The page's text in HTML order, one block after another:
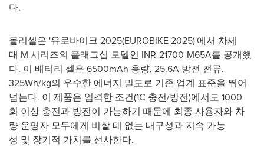
다.
몰리셀은 '유로바이크 2025(EUROBIKE 2025)'에서 차세
대 M 시리즈의 플래그십 모델인 INR-21700-M65A를 공개했
다. 이 배터리 셀은 6500mAh 용량, 25.6A 방전 전류,
325Wh/kg의 우수한 에너지 밀도로 기존 업계 표준을 뛰어
넘는다. 이 제품은 엄격한 조건(1C 충전/방전)에서도 1000
회 이상 충전과 방전이 가능하기 때문에 최종 사용자와 차
량 운영자 모두에게 비할 데 없는 내구성과 지속 가능
성 및 장기적 가치를 선사한다.